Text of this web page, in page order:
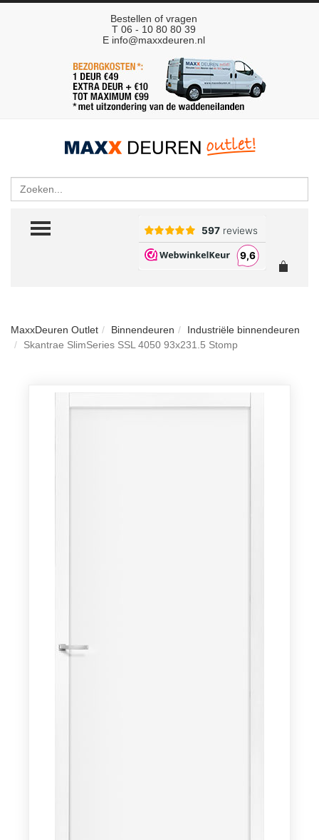
Bestellen of vragen
T 06 - 10 80 80 39
E info@maxxdeuren.nl
Zoeken
TOGGLE MENU
MaxxDeuren Outlet Binnendeuren
Industriële binnendeuren
Skantrae SlimSeries SSL 4050 93x231.5 Stomp